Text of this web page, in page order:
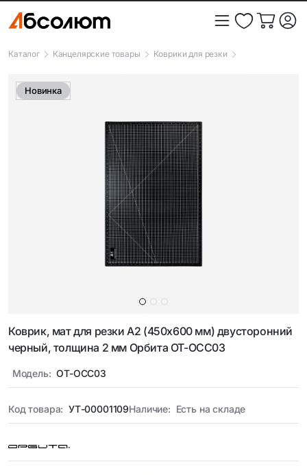
Каталог Канцелярские товары Коврики для резки
Новинка
Коврик, мат для резки А2 (450х600 мм) двусторонний
черный, толщина 2 мм Орбита OT-OCC03
Модель:OT-OCC03
Код товара: УТ-00001109Наличие: Есть на складе